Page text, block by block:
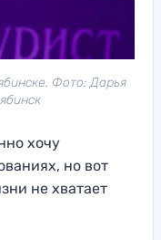
Фото: Дарья
хочу
но вот
не хватает